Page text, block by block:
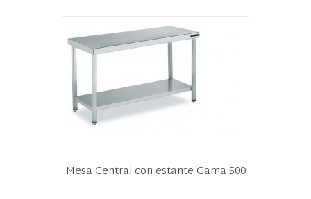
Mesa Central con estante Gama 500